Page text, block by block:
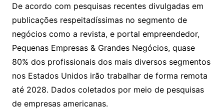
De acordo com pesquisas recentes divulgadas em
publicações respeitadíssimas no segmento de
negócios como a revista, e portal empreendedor,
Pequenas Empresas & Grandes Negócios, quase
80% dos profissionais dos mais diversos segmentos
nos Estados Unidos irão trabalhar de forma remota
até 2028. Dados coletados por meio de pesquisas
de empresas americanas.